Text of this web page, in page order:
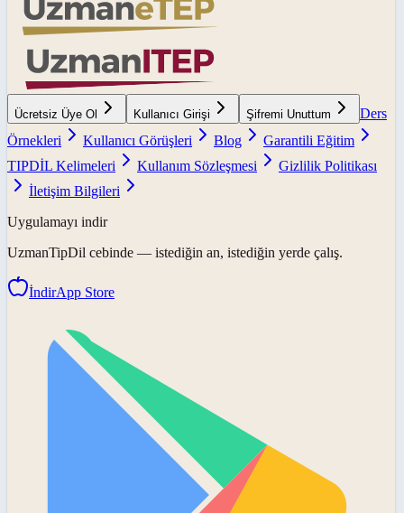
Ücretsiz Üye Ol Kullanıcı Girişi Şifremi Unuttum
Ders
Örnekleri
Kullanıcı Görüşleri Blog
Garantili Eğitim
TIPDİL Kelimeleri
Kullanım Sözleşmesi
Gizlilik Politikası
İletişim Bilgileri
Uygulamayı indir
UzmanTipDil cebinde — istediğin an, istediğin yerde çalış.
İndirApp Store